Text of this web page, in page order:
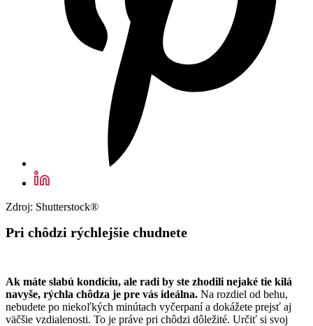
Zdroj: Shutterstock®
Pri chôdzi rýchlejšie chudnete
Ak máte slabú kondíciu, ale radi by ste zhodili nejaké tie kilá
navyše, rýchla chôdza je pre vás ideálna. Na rozdiel od behu,
nebudete po niekoľkých minútach vyčerpaní a dokážete prejsť aj
väčšie vzdialenosti. To je práve pri chôdzi dôležité. Určiť si svoj